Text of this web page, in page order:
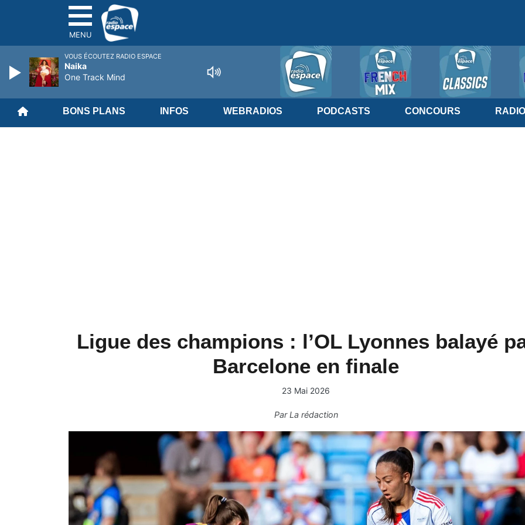
MENU
BONS PLANS INFOS WEBRADIOS PODCASTS CONCOURS RADIO
Ligue des champions : l’OL Lyonnes balayé
Barcelone en finale
23 Mai 2026
ParLa rédaction
VOUS ÉCOUTEZ RADIO ESPACE
Naika
One Track Mind